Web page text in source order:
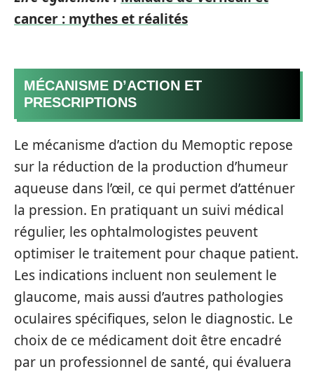
cancer : mythes et réalités
MÉCANISME D’ACTION ET
PRESCRIPTIONS
Le mécanisme d’action du Memoptic repose
sur la réduction de la production d’humeur
aqueuse dans l’œil, ce qui permet d’atténuer
la pression. En pratiquant un suivi médical
régulier, les ophtalmologistes peuvent
optimiser le traitement pour chaque patient.
Les indications incluent non seulement le
glaucome, mais aussi d’autres pathologies
oculaires spécifiques, selon le diagnostic. Le
choix de ce médicament doit être encadré
par un professionnel de santé, qui évaluera